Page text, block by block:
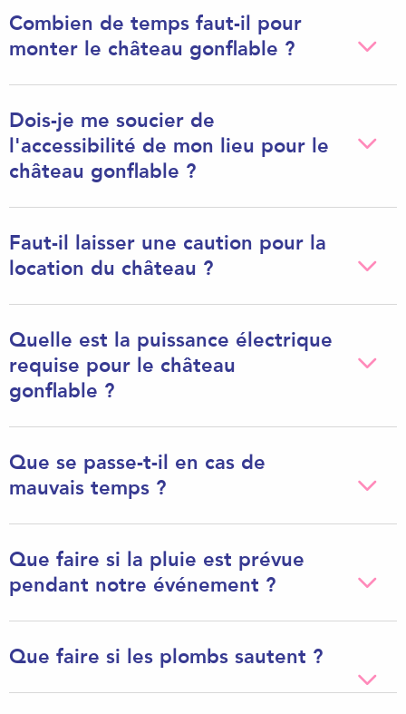
Combien de temps faut-il pour
monter le château gonflable ?
Dois-je me soucier de
l'accessibilité de mon lieu pour le
château gonflable ?
Faut-il laisser une caution pour la
location du château ?
Quelle est la puissance électrique
requise pour le château
gonflable ?
Que se passe-t-il en cas de
mauvais temps ?
Que faire si la pluie est prévue
pendant notre événement ?
Que faire si les plombs sautent ?